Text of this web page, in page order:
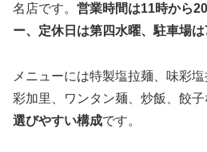
名店です。 営業時間は11時から
ー、定休日は第四水曜、駐車場
メニューには特製塩拉麺、味彩
彩加里、ワンタン麺、炒飯、餃子
選びやすい構成です。